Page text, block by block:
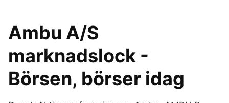
Ambu A/S
marknadslock -
Börsen, börser idag